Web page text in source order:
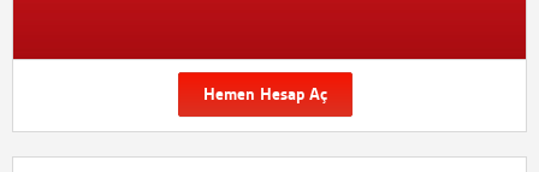
Hemen Hesap Aç